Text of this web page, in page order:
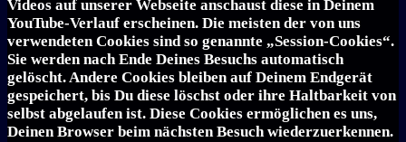
Videos auf unserer Webseite anschaust diese in Deinem
YouTube-Verlauf erscheinen. Die meisten der von uns
verwendeten Cookies sind so genannte „Session-Cookies“.
Sie werden nach Ende Deines Besuchs automatisch
gelöscht. Andere Cookies bleiben auf Deinem Endgerät
gespeichert, bis Du diese löschst oder ihre Haltbarkeit von
selbst abgelaufen ist. Diese Cookies ermöglichen es uns,
Deinen Browser beim nächsten Besuch wiederzuerkennen.